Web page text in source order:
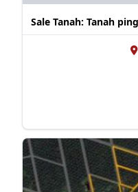
Sale Tanah: Tanah